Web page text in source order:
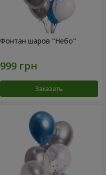
Фонтан шаров "Небо"
Заказать